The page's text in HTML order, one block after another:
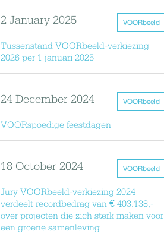
VOORbeeld
2 January 2025
Tussenstand VOORbeeld-verkiezing
2026 per 1 januari 2025
VOORbeeld
24 December 2024
VOORspoedige feestdagen
VOORbeeld
18 October 2024
Jury VOORbeeld-verkiezing 2024
verdeelt recordbedrag van € 403.138,-
over projecten die zich sterk maken voor
een groene samenleving